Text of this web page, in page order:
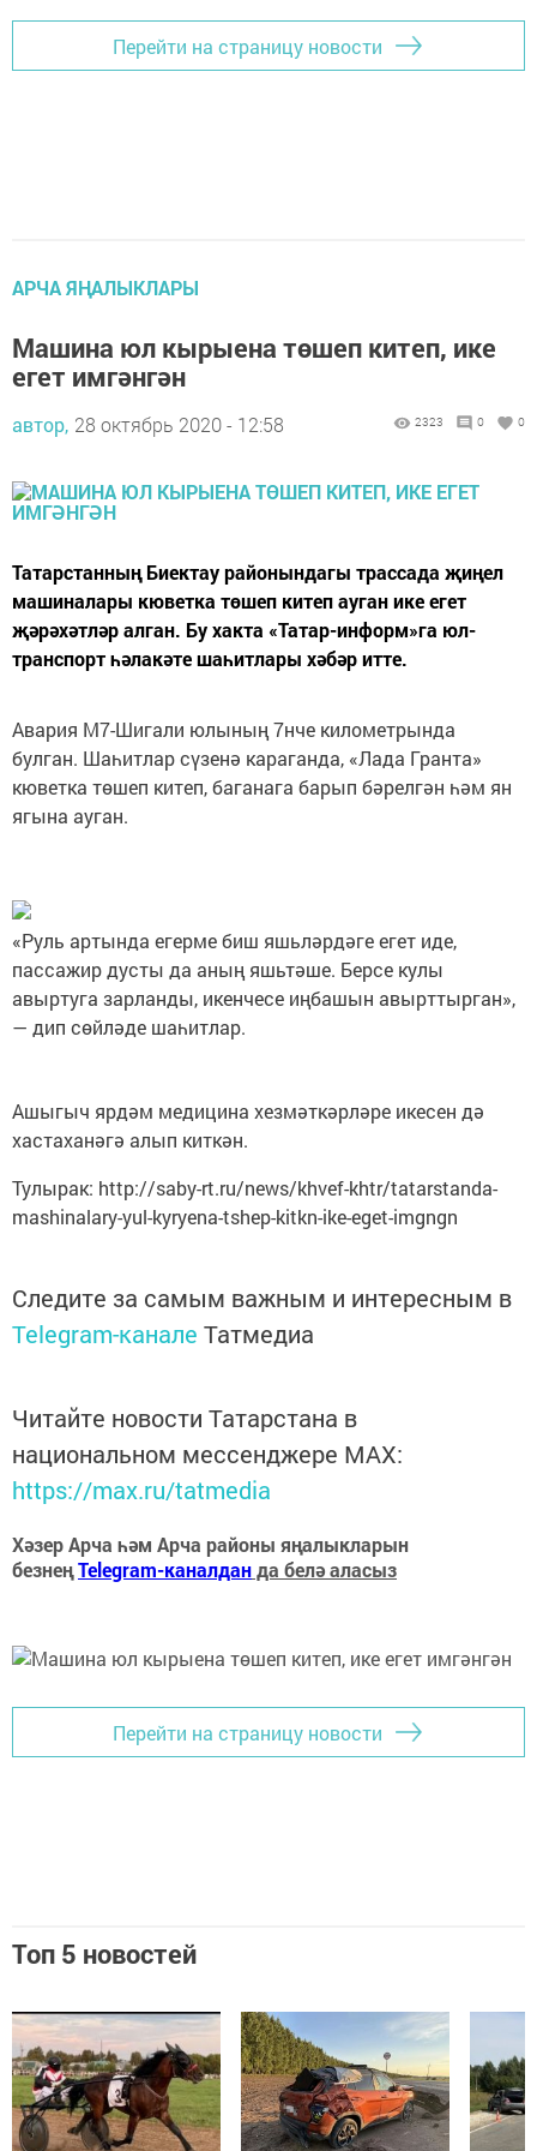
Перейти на страницу новости
АРЧА ЯҢАЛЫКЛАРЫ
Машина юл кырыена төшеп китеп, ике
егет имгәнгән
автор, 28 октябрь 2020 - 12:58 2323 0 0
Татарстанның Биектау районындагы трассада җиңел
машиналары кюветка төшеп китеп ауган ике егет
җәрәхәтләр алган. Бу хакта «Татар-информ»га юл-
транспорт һәлакәте шаһитлары хәбәр итте.
Авария М7-Шигали юлының 7нче километрында
булган. Шаһитлар сүзенә караганда, «Лада Гранта»
кюветка төшеп китеп, баганага барып бәрелгән һәм ян
ягына ауган.
«Руль артында егерме биш яшьләрдәге егет иде,
пассажир дусты да аның яшьтәше. Берсе кулы
авыртуга зарланды, икенчесе иңбашын авырттырган»,
— дип сөйләде шаһитлар.
Ашыгыч ярдәм медицина хезмәткәрләре икесен дә
хастаханәгә алып киткән.
Тулырак: http://saby-rt.ru/news/khvef-khtr/tatarstanda-
mashinalary-yul-kyryena-tshep-kitkn-ike-eget-imgngn
Следите за самым важным и интересным в
Telegram-канале Татмедиа
Читайте новости Татарстана в
национальном мессенджере MАХ:
https://max.ru/tatmedia
Хәзер Арча һәм Арча районы яңалыкларын
безнеңTelegram-каналданда белә аласыз
Перейти на страницу новости
Топ 5 новостей